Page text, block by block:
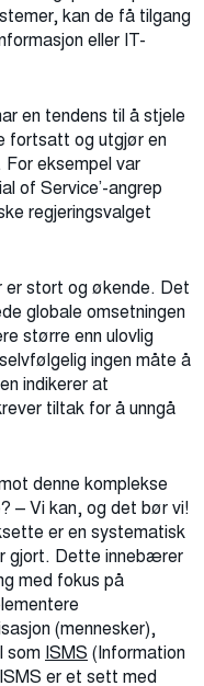
kan de få tilgang
eller IT-
en tendens til å stjele
fortsatt og utgjør en
For eksempel var
of Service’-angrep
regjeringsvalget
er stort og økende. Det
globale omsetningen
større enn ulovlig
ingen måte å
indikerer at
tiltak for å unngå
denne komplekse
– Vi kan, og det bør vi!
er en systematisk
gjort. Dette innebærer
med fokus på
(mennesker),
som ISMS (Information
er et sett med